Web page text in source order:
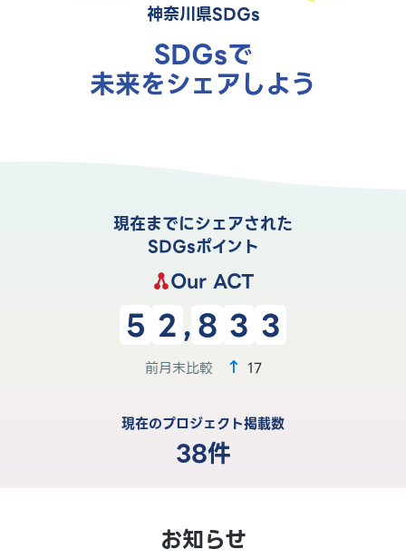
神奈川県SDGs
SDGsで
未来をシェアしよう
現在までにシェアされた
SDGsポイント
Our ACT
5 2,8 3 3
前月末比較 17
現在のプロジェクト掲載数
38件
お知らせ